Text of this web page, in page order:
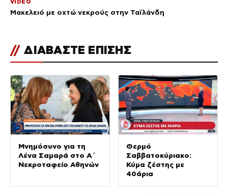
VIDEO
Μακελειό με οχτώ νεκρούς στην Ταϊλάνδη
// ΔΙΑΒΑΣΤΕ ΕΠΙΣΗΣ
Μνημόσυνο για τη
Λένα Σαμαρά στο Α΄
Νεκροταφείο Αθηνών
Θερμό
Σαββατοκύριακο:
Κύμα ζέστης με
40άρια